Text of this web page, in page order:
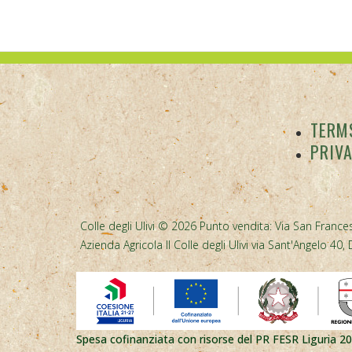
Colle degli Ulivi © 2026 Punto vendita: Via San
Azienda Agricola Il Colle degli Ulivi via Sant'Angelo 40,
Spesa cofinanziata con risorse del PR FESR Liguria